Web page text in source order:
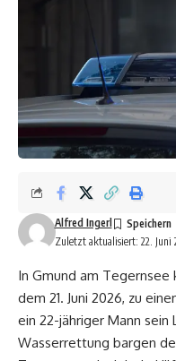
Zuletzt aktualisiert: 22. Juni
Alfred Ingerl
In Gmund am Tegernsee
dem 21. Juni 2026, zu
ein 22-jähriger Mann
Wasserrettung bargen